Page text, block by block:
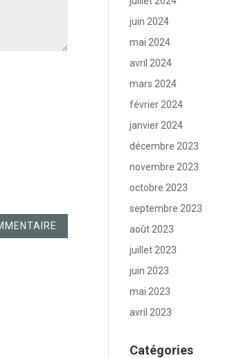
juin 2024
mai 2024
avril 2024
mars 2024
février 2024
janvier 2024
décembre 2023
novembre 2023
octobre 2023
septembre 2023
août 2023
juillet 2023
juin 2023
mai 2023
avril 2023
Catégories